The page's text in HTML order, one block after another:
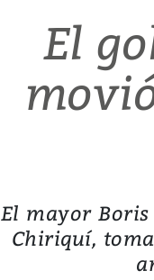
El
El mayor
Chiriquí,